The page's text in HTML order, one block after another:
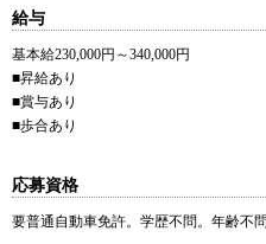
給与
基本給230,000円～340,000円
■昇給あり
■賞与あり
■歩合あり
応募資格
要普通自動車免許。学歴不問。年齢不